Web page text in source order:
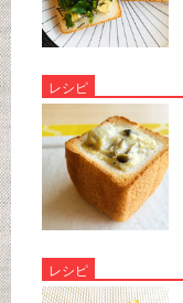
レシピ
レシピ